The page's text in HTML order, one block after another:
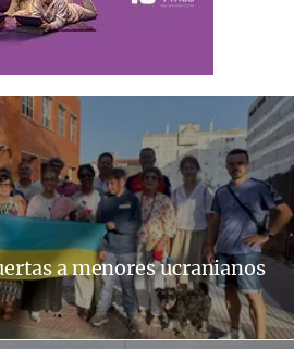
a menores ucranianos